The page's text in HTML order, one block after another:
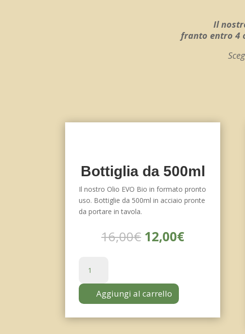
Il
franto entro 4
Bottiglia da 500ml
Il nostro Olio EVO Bio in formato pronto
uso. Bottiglie da 500ml in acciaio pronte
da portare in tavola.
16,00€ Il
prezzo
16,00€.
12,00€Il
Italiano
Bottiglia
500ml
Aggiungi al carrello